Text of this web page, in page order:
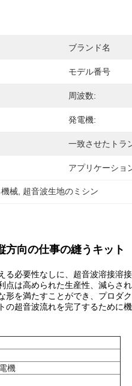
ブランド名
モデル番号
周波数:
発電機:
一致させたトラ
アプリケーショ
械 超音波生地のミシン
向の仕事の縫うキット
必要性なしに、超音波溶接溶
は高められた生産性、減らさ
形を満たすことができ、プロダ
超音波流れを完了するために
機